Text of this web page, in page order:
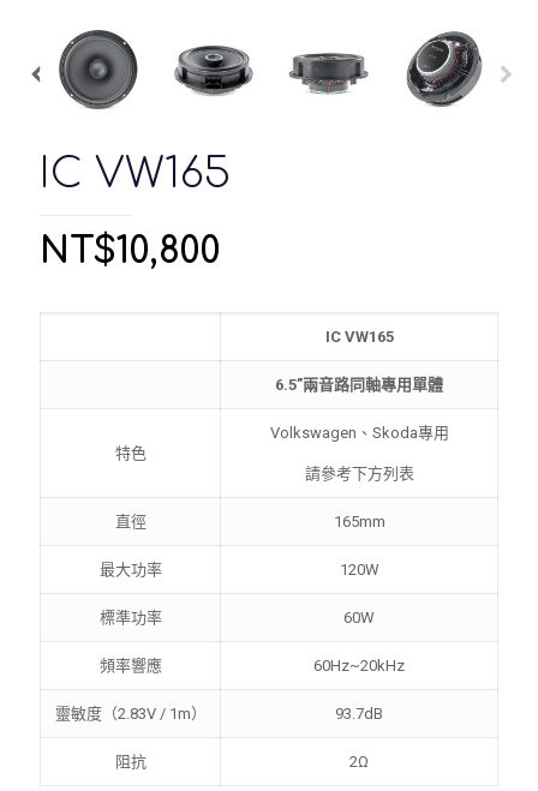
IC VW165
NT$10,800
IC VW165
6.5”兩音路同軸專用單體
特色
Volkswagen、Skoda專用
請參考下方列表
直徑 165mm
最大功率 120W
標準功率 60W
頻率響應 60Hz~20kHz
靈敏度（2.83V / 1m） 93.7dB
阻抗 2Ω